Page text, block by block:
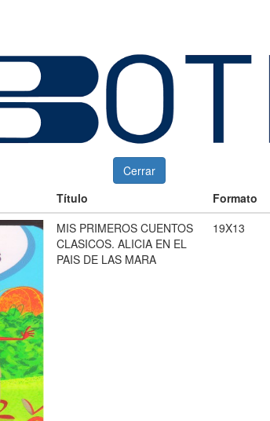
Cerrar
Título Formato
MIS PRIMEROS CUENTOS
CLASICOS. ALICIA EN EL
PAIS DE LAS MARA
19X13